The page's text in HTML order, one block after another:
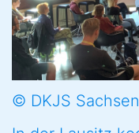
© DKJS Sachsen